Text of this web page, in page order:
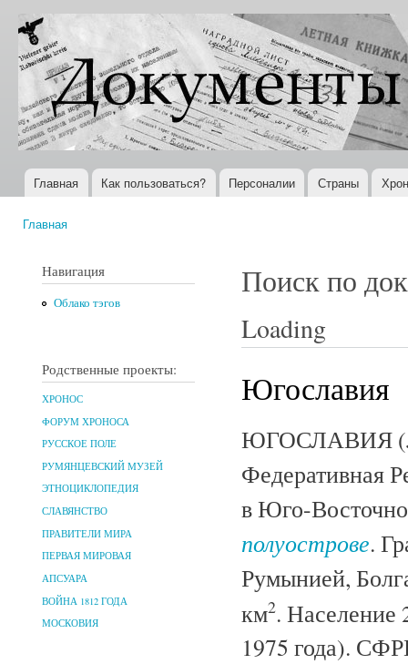
Документы
XX века
Всемирная
история в
Интернете
Главное меню
Главная Как пользоваться? Персоналии Страны
Главная
Навигация
Облако тэгов
Родственные проекты:
ХРОНОС
ФОРУМ ХРОНОСА
РУССКОЕ ПОЛЕ
РУМЯНЦЕВСКИЙ МУЗЕЙ
ЭТНОЦИКЛОПЕДИЯ
СЛАВЯНСТВО
ПРАВИТЕЛИ МИРА
ПЕРВАЯ МИРОВАЯ
АПСУАРА
ВОЙНА 1812 ГОДА
МОСКОВИЯ
Поиск по
Loading
Югославия
ЮГОСЛАВИЯ
Федеративная
в Юго-
полуострове.
Румынией,
км2. Население
1975 года).